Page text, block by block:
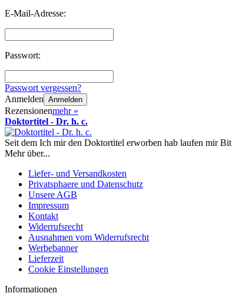
E-Mail-Adresse:
Passwort:
Passwort vergessen?
Anmelden Anmelden
Rezensionenmehr »
Doktortitel - Dr. h. c.
Seit dem Ich mir den Doktortitel erworben hab laufen mir Bit
Mehr über...
Liefer- und Versandkosten
Privatsphaere und Datenschutz
Unsere AGB
Impressum
Kontakt
Widerrufsrecht
Ausnahmen vom Widerrufsrecht
Werbebanner
Lieferzeit
Cookie Einstellungen
Informationen